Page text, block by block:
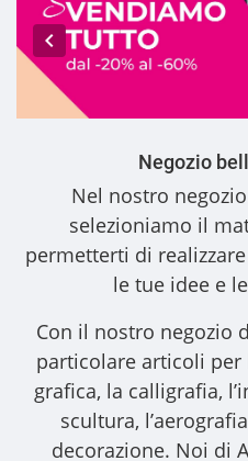
Negozio
Nel nostro
selezioniamo il
permetterti di
le tue idee e
Con il nostro negozio
particolare articoli
grafica, la calligrafia,
scultura,
decorazione. Noi di